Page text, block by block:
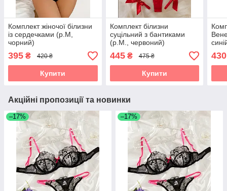
Комплект жіночої білизни
із сердечками (р.М,
чорний)
395 ₴ 420 ₴
Купити
Комплект білизни
суцільний з бантиками
(р.М., червоний)
445₴ 475 ₴
Купити
430
Акційні пропозиції та новинки
–17% –17%